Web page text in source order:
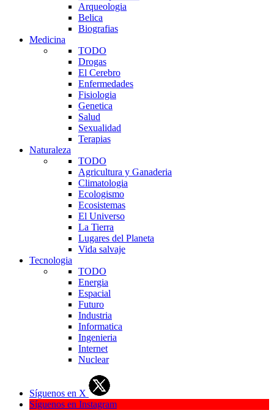
Arqueologia
Belica
Biografias
Medicina
TODO
Drogas
El Cerebro
Enfermedades
Fisiologia
Genetica
Salud
Sexualidad
Terapias
Naturaleza
TODO
Agricultura y Ganaderia
Climatologia
Ecologismo
Ecosistemas
El Universo
La Tierra
Lugares del Planeta
Vida salvaje
Tecnologia
TODO
Energia
Espacial
Futuro
Industria
Informatica
Ingenieria
Internet
Nuclear
Síguenos en X
Síguenos en Instagram